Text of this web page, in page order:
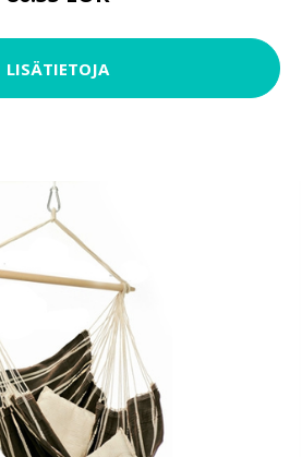
LISÄTIETOJA